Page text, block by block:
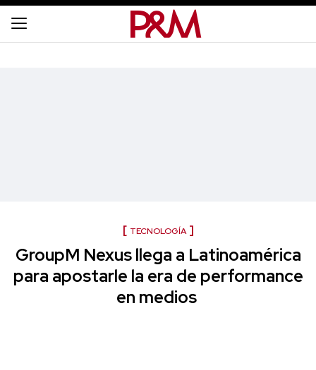
TECNOLOGÍA
GroupM Nexus llega a Latinoamérica
para apostarle la era de performance
en medios